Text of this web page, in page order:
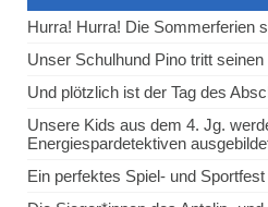
Hurra! Hurra! Die Sommerferien
Unser Schulhund Pino tritt
Und plötzlich ist der Tag des
Unsere Kids aus dem 4. Jg.
Energiespardetektiven
Ein perfektes Spiel- und Sportfest